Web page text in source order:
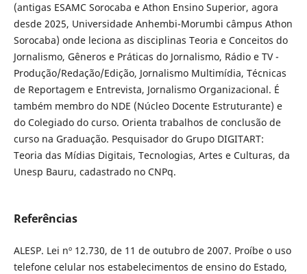
(antigas ESAMC Sorocaba e Athon Ensino Superior, agora
desde 2025, Universidade Anhembi-Morumbi câmpus Athon
Sorocaba) onde leciona as disciplinas Teoria e Conceitos do
Jornalismo, Gêneros e Práticas do Jornalismo, Rádio e TV -
Produção/Redação/Edição, Jornalismo Multimídia, Técnicas
de Reportagem e Entrevista, Jornalismo Organizacional. É
também membro do NDE (Núcleo Docente Estruturante) e
do Colegiado do curso. Orienta trabalhos de conclusão de
curso na Graduação. Pesquisador do Grupo DIGITART:
Teoria das Mídias Digitais, Tecnologias, Artes e Culturas, da
Unesp Bauru, cadastrado no CNPq.
Referências
ALESP. Lei nº 12.730, de 11 de outubro de 2007. Proíbe o uso
telefone celular nos estabelecimentos de ensino do Estado,